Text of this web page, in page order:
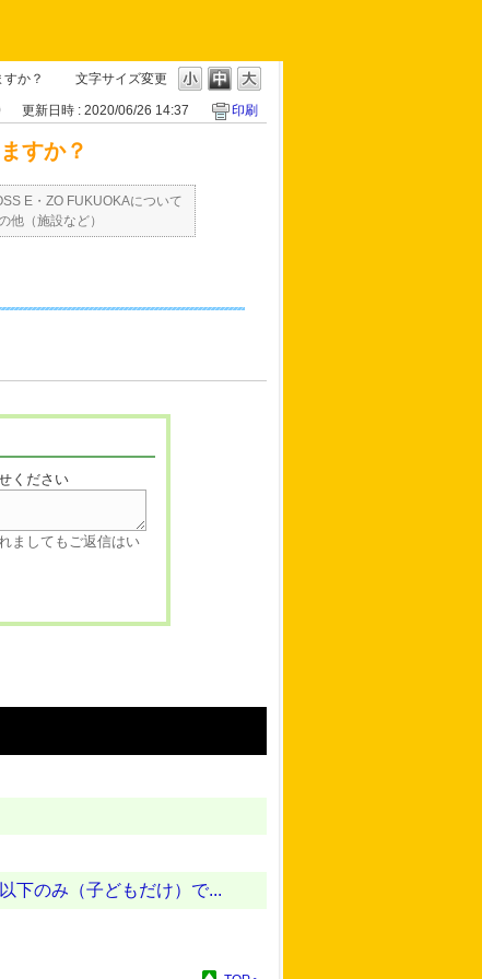
文字サイズ変更
か？
更新日時 : 2020/06/26 14:37 印刷
すか？
E・ZO FUKUOKAについて
他（施設など）
ください
ましてもご返信はい
下のみ（子どもだけ）で...